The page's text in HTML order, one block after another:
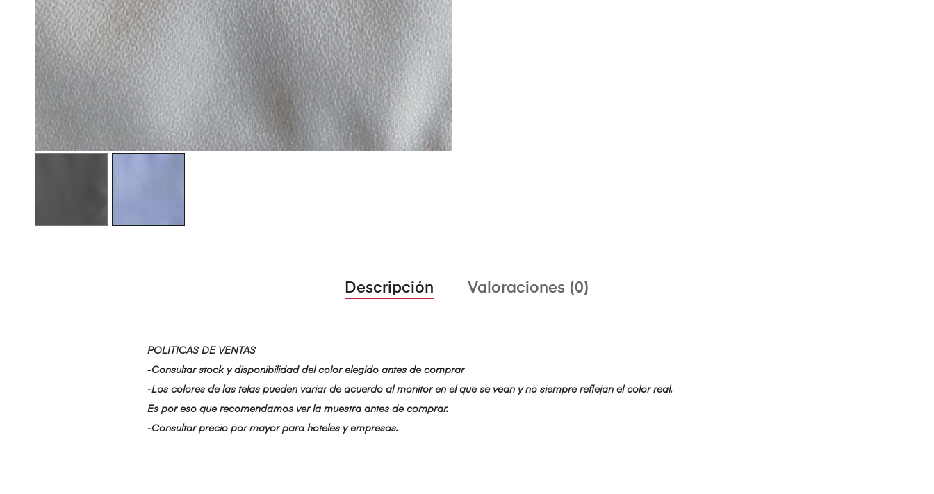
Descripción Valoraciones (0)
POLITICAS DE VENTAS
-Consultar stock y disponibilidad del color elegido antes de comprar
-Los colores de las telas pueden variar de acuerdo al monitor en el que se vean y no siempre reflejan el color real.
Es por eso que recomendamos ver la muestra antes de comprar.
-Consultar precio por mayor para hoteles y empresas.